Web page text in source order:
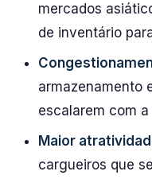
mercados
de inventário
armazenamento
escalarem com
Maior
cargueiros que